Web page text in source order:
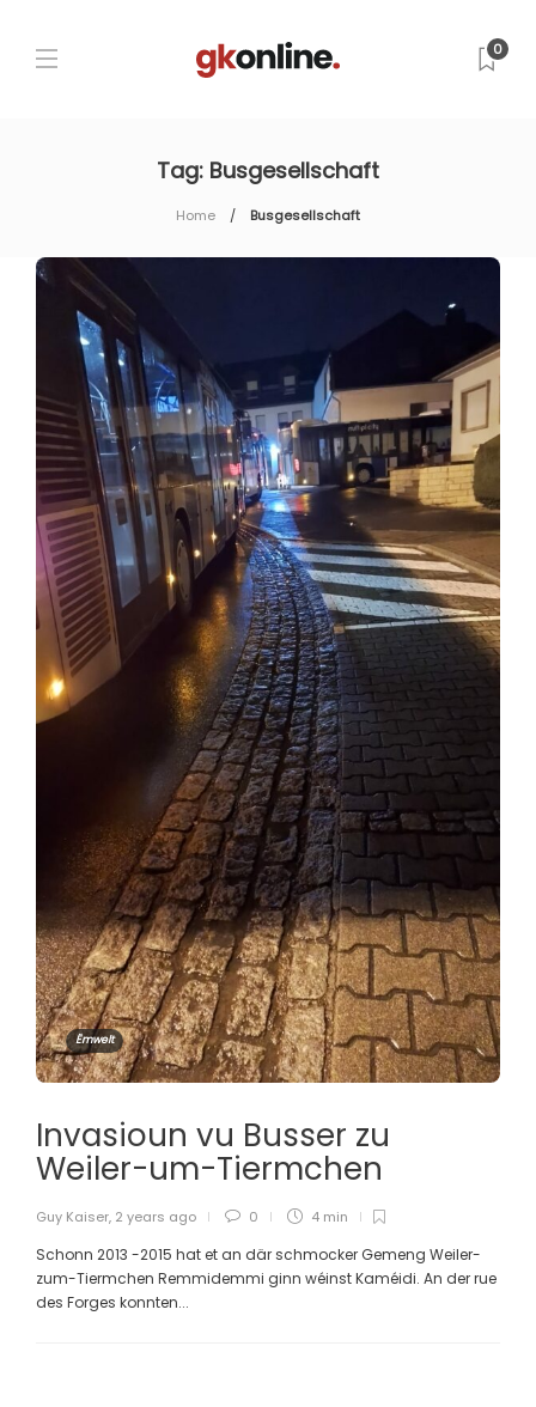
0
Tag: Busgesellschaft
Home Busgesellschaft
Ëmwelt
Invasioun vu Busser zu
Weiler-um-Tiermchen
Guy Kaiser, 2 years ago 0 4 min
Schonn 2013 -2015 hat et an där schmocker Gemeng Weiler-
zum-Tiermchen Remmidemmi ginn wéinst Kaméidi. An der rue
des Forges konnten...